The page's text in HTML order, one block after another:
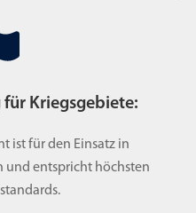
für Kriegsgebiete:
ist für den Einsatz in
und entspricht höchsten